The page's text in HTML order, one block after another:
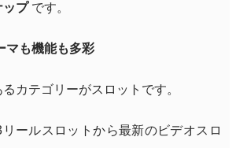
ップです。
マも機能も多彩
カテゴリーがスロットです。
ールスロットから最新のビデオスロ